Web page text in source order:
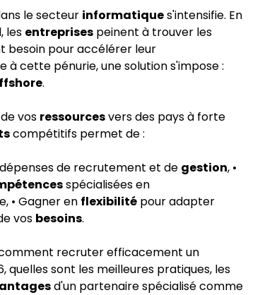
le secteur informatiques'intensifie. En
les entreprises peinent à trouver les
besoin pour accélérer leur
à cette pénurie, une solution s'impose :
.
vos ressourcesvers des pays à forte
compétitifs permet de :
de recrutement et de gestion, •
spécialisées en
• Gagner en flexibilité pour adapter
vos besoins.
comment recruter efficacement un
quelles sont les meilleures pratiques, les
d'un partenaire spécialisé comme